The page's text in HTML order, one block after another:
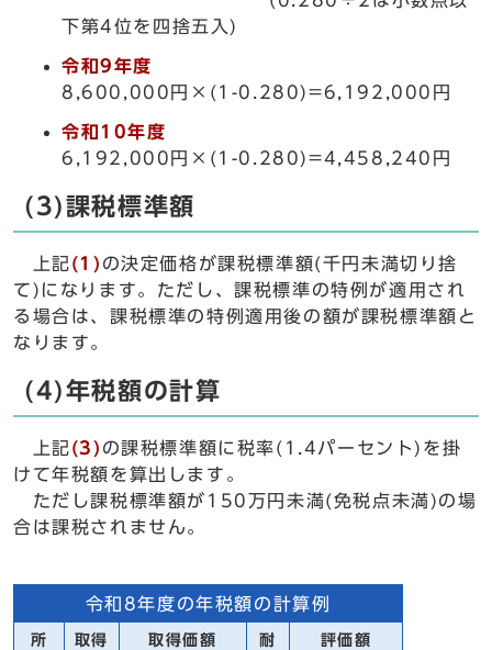
下第4位を四捨五入)
令和9年度
8,600,000円×(1-0.280)=6,192,000円
令和10年度
6,192,000円×(1-0.280)=4,458,240円
(3)課税標準額
上記(1) の決定価格が課税標準額(千円未満切り捨
て)になります。ただし、課税標準の特例が適用され
る場合は、課税標準の特例適用後の額が課税標準額と
なります。
(4)年税額の計算
上記(3) の課税標準額に税率(1.4パーセント)を掛
けて年税額を算出します。
ただし課税標準額が150万円未満(免税点未満)の場
合は課税されません。
令和8年度の年税額の計算例
所 取得 取得価額 耐 評価額